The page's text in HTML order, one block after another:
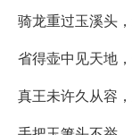
骑龙重过玉溪头
省得壶中见天地
真王未许久从容